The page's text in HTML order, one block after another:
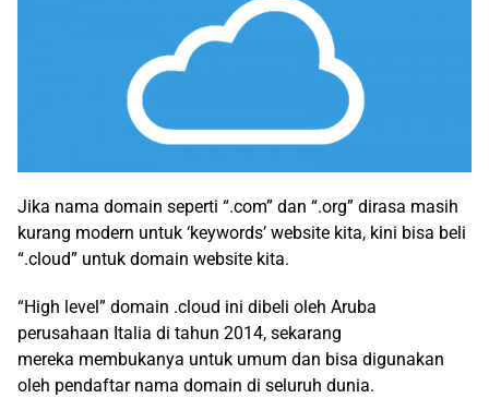
Jika nama domain seperti “.com” dan “.org” dirasa masih
kurang modern untuk ‘keywords’ website kita, kini bisa beli
“.cloud” untuk domain website kita.
“High level” domain .cloud ini dibeli oleh Aruba
perusahaan Italia di tahun 2014, sekarang
mereka membukanya untuk umum dan bisa digunakan
oleh pendaftar nama domain di seluruh dunia.